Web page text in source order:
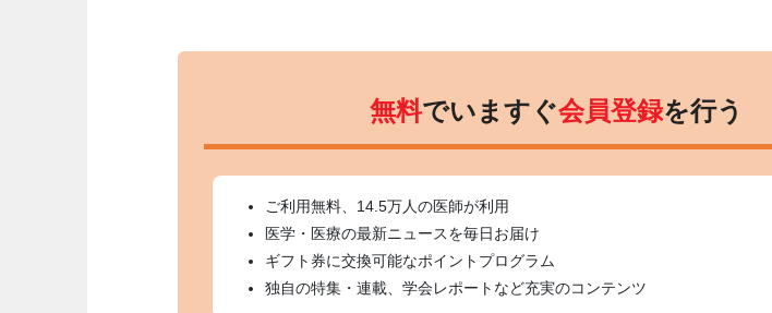
無料でいますぐ会員登録を行う
ご利用無料、14.5万人の医師が利用
医学・医療の最新ニュースを毎日お届け
ギフト券に交換可能なポイントプログラム
独自の特集・連載、学会レポートなど充実のコンテンツ